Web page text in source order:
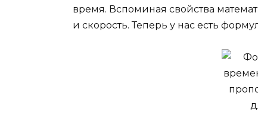
время. Вспоминая свойства
и скорость. Теперь у нас есть